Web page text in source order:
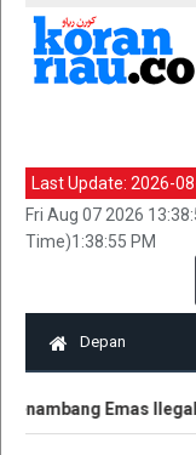
Last Update: 2026-
Fri Aug 07 2026
Time)1:38:55 PM
Depan
Emas Ilegal